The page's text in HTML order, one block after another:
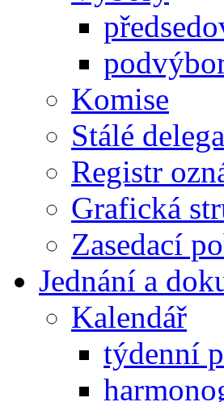
Komise
Stálé
Registr
Grafická
Zasedací
Jednání a
Kalendář
týdenní